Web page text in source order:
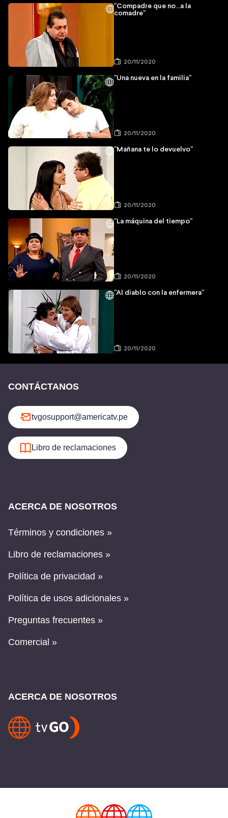
"Compadre que no...a la
comadre"
20/11/2020
"Una nueva en la familia"
20/11/2020
"Mañana te lo devuelvo"
20/11/2020
"La máquina del tiempo"
20/11/2020
"Al diablo con la enfermera"
20/11/2020
CONTÁCTANOS
tvgosupport@americatv.pe
Libro de reclamaciones
ACERCA DE NOSOTROS
Términos y condiciones »
Libro de reclamaciones »
Política de privacidad »
Política de usos adicionales »
Preguntas frecuentes »
Comercial »
ACERCA DE NOSOTROS